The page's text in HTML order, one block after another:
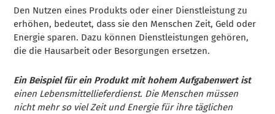
Den Nutzen eines Produkts oder einer Dienstleistung zu
erhöhen, bedeutet, dass sie den Menschen Zeit, Geld oder
Energie sparen. Dazu können Dienstleistungen gehören,
die die Hausarbeit oder Besorgungen ersetzen.
Ein Beispiel für ein Produkt mit hohem Aufgabenwert ist
einen Lebensmittellieferdienst. Die Menschen müssen
nicht mehr so viel Zeit und Energie für ihre täglichen